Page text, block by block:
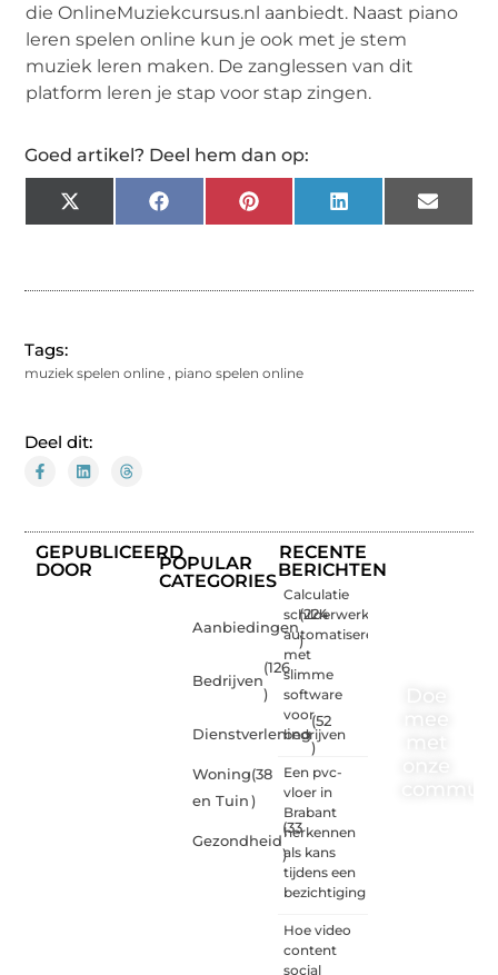
die OnlineMuziekcursus.nl aanbiedt. Naast piano
leren spelen online kun je ook met je stem
muziek leren maken. De zanglessen van dit
platform leren je stap voor stap zingen.
Goed artikel? Deel hem dan op:
X
(Twitter)
Facebook Pinterest LinkedIn Email
Tags:
muziek spelen online piano spelen online
Deel dit:
GEPUBLICEERD
DOOR
POPULAR
CATEGORIES
Aanbiedingen
(224
)
Bedrijven
(126
)
Dienstverlening
(52
)
Woning
en Tuin
(38
)
Gezondheid
(33
)
RECENTE
BERICHTEN
Calculatie
schilderwerk
automatiseren
met
slimme
software
voor
bedrijven
Een pvc-
vloer in
Brabant
herkennen
als kans
tijdens een
bezichtiging
Hoe video
content
social